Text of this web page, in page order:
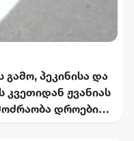
პეკინისა და
კვეთიდან ჟვანიას
დროებით